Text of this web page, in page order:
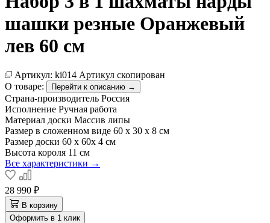
шашки резные Оранжевый
лев 60 см
Артикул: ki014 Артикул скопирован
О товаре:
Перейти к описанию →
Страна-производитель Россия
Исполнение Ручная работа
Материал доски Массив липы
Размер в сложенном виде 60 х 30 х 8 см
Размер доски 60 х 60х 4 см
Высота короля 11 см
Все характеристики →
28 990 ₽
В корзину
Оформить в 1 клик